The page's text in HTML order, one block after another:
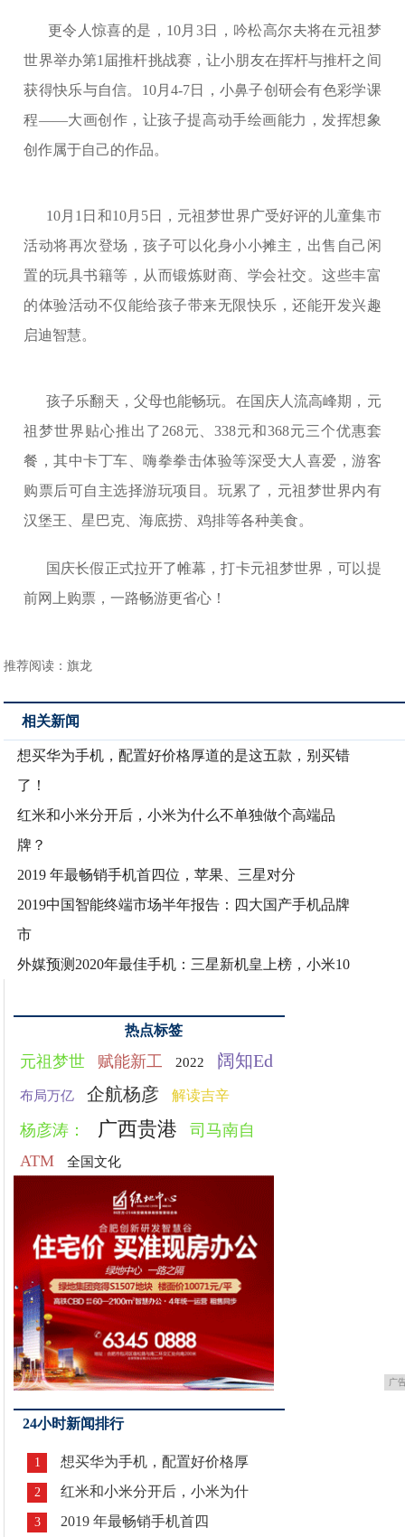
更令人惊喜的是，10月3日，吟松高尔夫将在元祖梦
世界举办第1届推杆挑战赛，让小朋友在挥杆与推杆之间
获得快乐与自信。10月4-7日，小鼻子创研会有色彩学课
程——大画创作，让孩子提高动手绘画能力，发挥想象
创作属于自己的作品。
10月1日和10月5日，元祖梦世界广受好评的儿童集市
活动将再次登场，孩子可以化身小小摊主，出售自己闲
置的玩具书籍等，从而锻炼财商、学会社交。这些丰富
的体验活动不仅能给孩子带来无限快乐，还能开发兴趣
启迪智慧。
孩子乐翻天，父母也能畅玩。在国庆人流高峰期，元
祖梦世界贴心推出了268元、338元和368元三个优惠套
餐，其中卡丁车、嗨拳拳击体验等深受大人喜爱，游客
购票后可自主选择游玩项目。玩累了，元祖梦世界内有
汉堡王、星巴克、海底捞、鸡排等各种美食。
国庆长假正式拉开了帷幕，打卡元祖梦世界，可以提
前网上购票，一路畅游更省心！
推荐阅读：旗龙
相关新闻
想买华为手机，配置好价格厚道的是这五款，别买错
了！
红米和小米分开后，小米为什么不单独做个高端品
牌？
2019 年最畅销手机首四位，苹果、三星对分
2019中国智能终端市场半年报告：四大国产手机品牌
市
外媒预测2020年最佳手机：三星新机皇上榜，小米10
热点标签
元祖梦世 赋能新工 2022 阔知Ed
布局万亿 企航杨彦 解读吉辛
杨彦涛： 广西贵港
司马南自
ATM
全国文化
广
24小时新闻排行
1 想买华为手机，配置好价格厚
2 红米和小米分开后，小米为什
3 2019 年最畅销手机首四